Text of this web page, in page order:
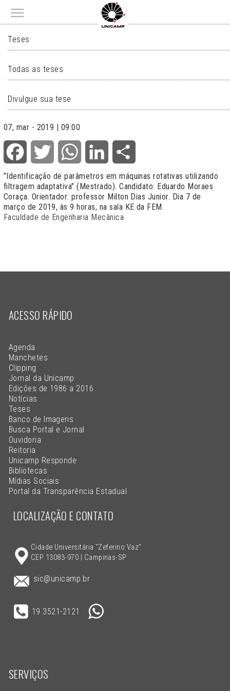
Main menu
TESES
Teses
Todas as teses
Divulgue sua tese
07, mar - 2019 | 09:00
Facebook Twitter WhatsApp LinkedIn
"Identificação de parâmetros em máquinas rotativas utilizando
filtragem adaptativa" (Mestrado). Candidato: Eduardo Moraes
Coraça. Orientador: professor Milton Dias Junior. Dia 7 de
março de 2019, às 9 horas, na sala KE da FEM.
Faculdade de Engenharia Mecânica
ACESSO RÁPIDO
Agenda
Manchetes
Clipping
Jornal da Unicamp
Edições de 1986 a 2016
Notícias
Teses
Banco de Imagens
Busca Portal e Jornal
Ouvidoria
Reitoria
Unicamp Responde
Bibliotecas
Mídias Sociais
Portal da Transparência Estadual
LOCALIZAÇÃO E CONTATO
Cidade Universitária "Zeferino Vaz"
CEP 13083-970 | Campinas-SP
sic@unicamp.br
19 3521-2121
SERVIÇOS